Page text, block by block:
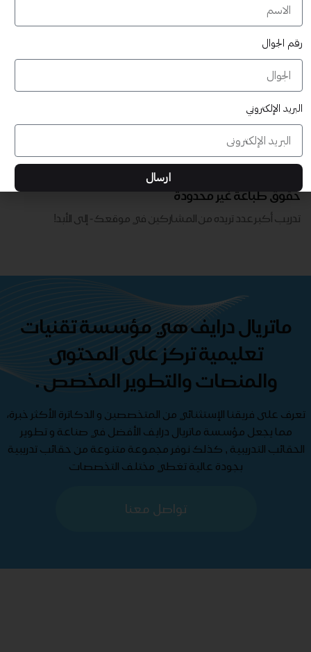
قابلة للتخصيص بالكامل
تدريب أكبر عدد تريده من المشاركين في موقعك - ​​إلى الأبد!
حقوق طباعة غير محدودة
تدريب أكبر عدد تريده من المشاركين في موقعك - ​​إلى الأبد!
ماتريال درايف هي مؤسسة تقنيات
تعليمية تركز على المحتوى
والمنصات والتطوير المخصص .
تعرف على فريقنا الإستثنائي من المتخصصين و الدكاترة الأكثر خبرة،
مما يجعل مؤسسة ماتريال درايف الأفضل في صناعة و تطوير
الحقائب التدريبية , كذلك نوفر مجموعة متنوعة من حقائب تدريبية
بجودة عالية تغطي مختلف التخصصات
تواصل معنا
رقم الجوال
البريد الإلكتروني
ارسال